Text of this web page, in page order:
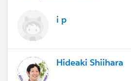
i p
Hideaki Shiihara